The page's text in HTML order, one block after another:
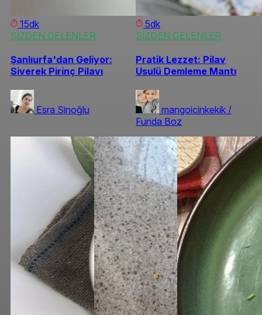
15dk
SİZDEN GELENLER
Şanlıurfa'dan Geliyor:
Siverek Pirinç Pilavı
Esra Sinoğlu
5dk
SİZDEN GELENLER
Pratik Lezzet: Pilav
Usulü Demleme Mantı
mangoicinkekik /
Funda Boz